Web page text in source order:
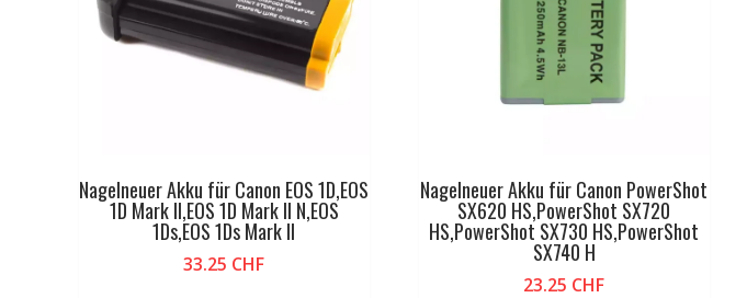
Nagelneuer Akku für Canon EOS 1D,EOS
1D Mark II,EOS 1D Mark II N,EOS
1Ds,EOS 1Ds Mark II
33.25 CHF
Nagelneuer Akku für Canon PowerShot
SX620 HS,PowerShot SX720
HS,PowerShot SX730 HS,PowerShot
SX740 H
23.25 CHF